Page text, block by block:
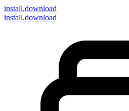
install.download
install.download